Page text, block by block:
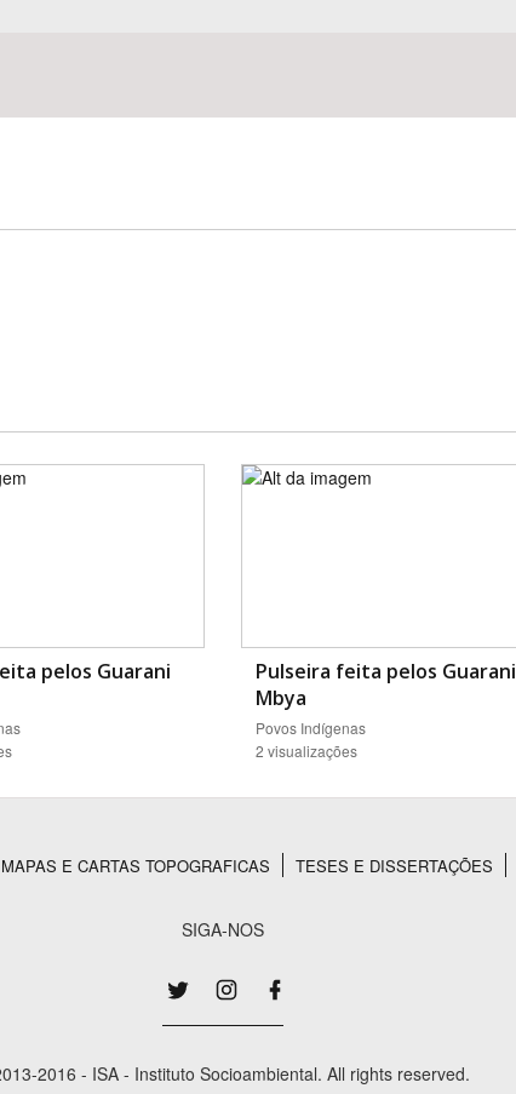
pelos Guarani
Pulseira feita pelos Guarani
Mbya
Povos Indígenas
2 visualizações
MAPAS E CARTAS TOPOGRAFICAS TESES E DISSERTAÇÕES
SIGA-NOS
2016 - ISA - Instituto Socioambiental. All rights reserved.